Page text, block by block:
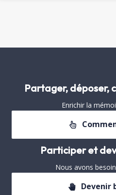
Partager, déposer,
Enrichir la
Participer et
Nous avons
Devenir